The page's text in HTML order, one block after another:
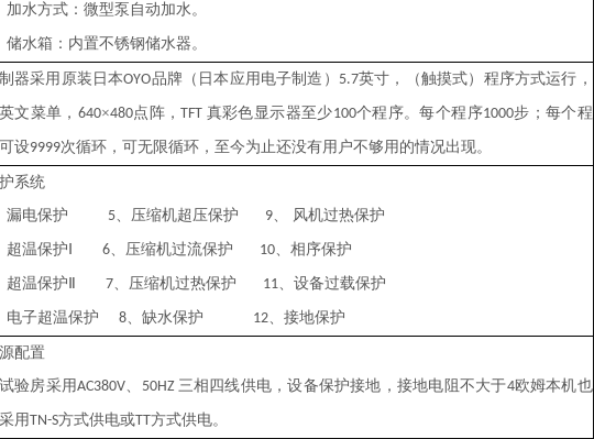
加水方式：微型泵自动加水。
储水箱：内置不锈钢储水器。
器采用 原装日本OYO品牌（日本应用电子制造） 5.7英寸，（触摸式）程序方式运行，
文菜单 ， 640×480点阵，TFT 真彩色显示器至少100个程序。每个程序1000步；每个程
设9999次循环，可无限循环，至今为止还没有用户不够用的情况出现。
系统
漏电保护 5、压缩机超压保护 9、 风机过热保护
超温保护Ⅰ 6、压缩机过流保护 10、相序保护
超温保护Ⅱ 7、压缩机过热保护 11、设备过载保护
电子超温保护 8、缺水保护 12、接地保护
配置
验房采用AC380V、 50HZ 三相四线供电，设备保护接地，接地电阻不大于4欧姆本机也
用TN-S方式供电或TT方式供电。